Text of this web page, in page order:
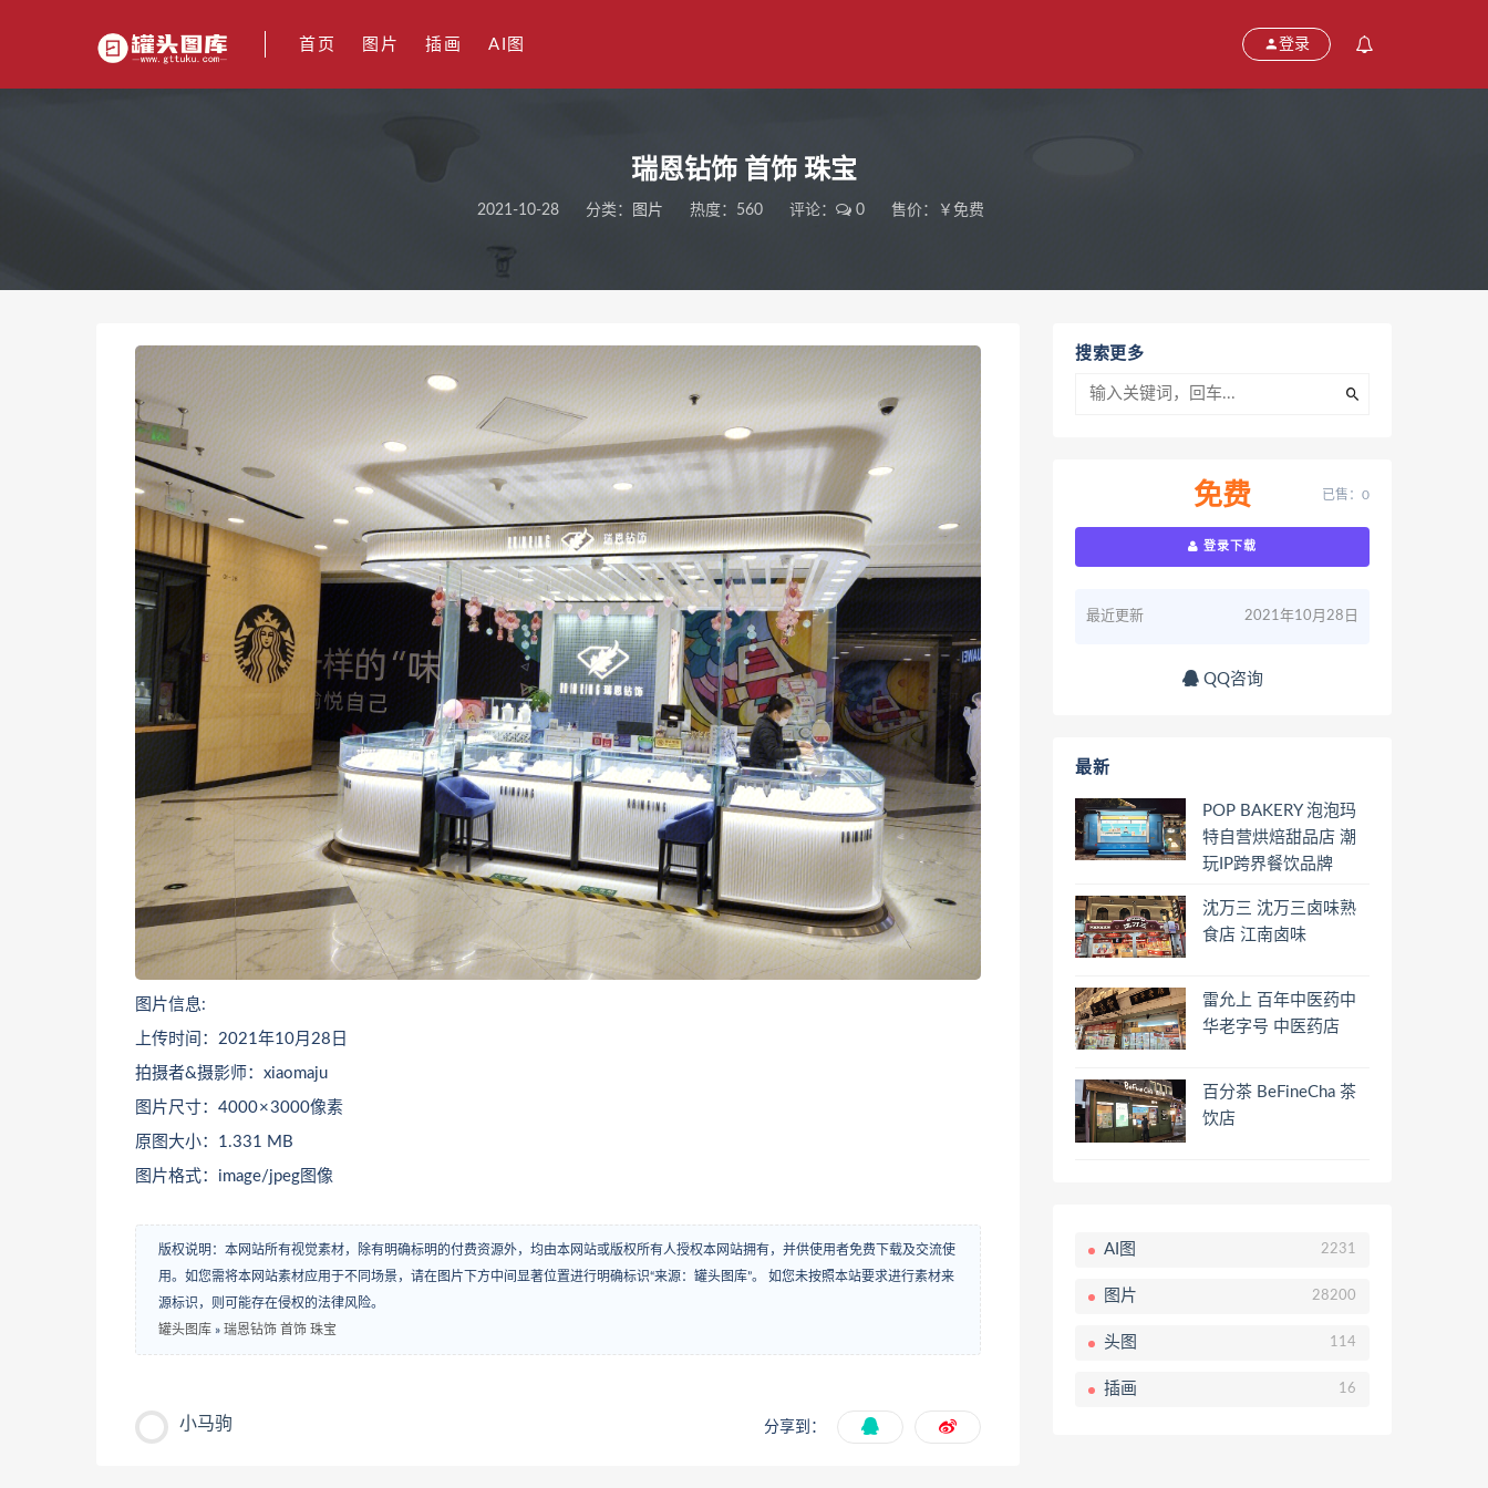
首页 图片 插画 AI图 登录
瑞恩钻饰 首饰 珠宝
2021-10-28 分类： 图片 热度：560 评论： 0 售价：￥免费
图片信息:
上传时间：2021年10月28日
拍摄者&摄影师：xiaomaju
图片尺寸：4000 × 3000像素
原图大小：1.331 MB
图片格式：image/jpeg图像
版权说明：本网站所有视觉素材，除有明确标明的付费资源外，均由本网站或版权所有人授权本网站拥有，并供使用者免费下载及交流使
用。如您需将本网站素材应用于不同场景，请在图片下方中间显著位置进行明确标识“来源：罐头图库”。 如您未按照本站要求进行素材来
源标识，则可能存在侵权的法律风险。
罐头图库 » 瑞恩钻饰 首饰 珠宝
小马驹 分享到：
搜索更多
免费 已售：0
登录下载
最近更新 2021年10月28日
QQ咨询
最新
POP BAKERY 泡泡玛
特自营烘焙甜品店 潮
玩IP跨界餐饮品牌
沈万三 沈万三卤味熟
食店 江南卤味
雷允上 百年中医药中
华老字号 中医药店
百分茶 BeFineCha 茶
饮店
AI图 2231
图片 28200
头图 114
插画 16